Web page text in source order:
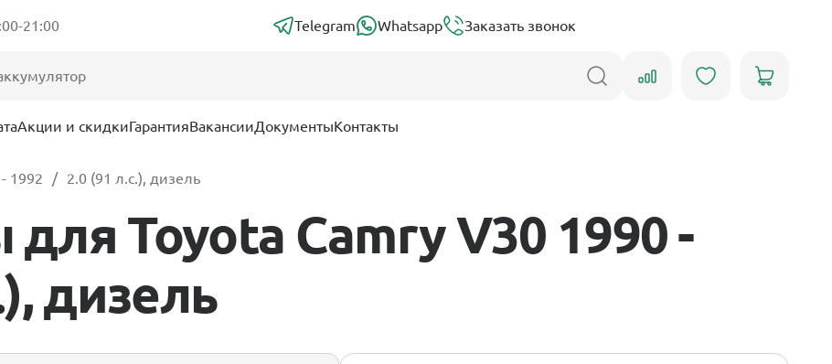
21:00 Telegram Whatsapp Заказать звонок
Акции и скидкиГарантияВакансииДокументыКонтакты
1992 2.0 (91 л.с.), дизель
Toyota Camry V30 1990 -
дизель